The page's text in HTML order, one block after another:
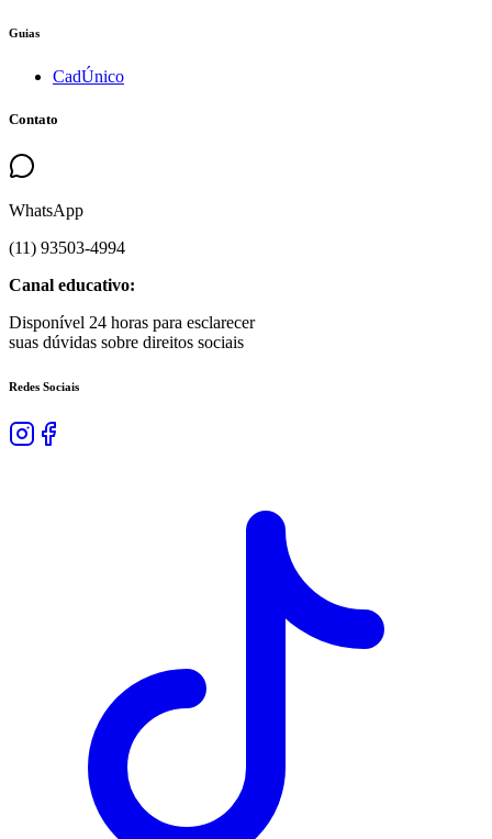
Guias
CadÚnico
Contato
WhatsApp
(11) 93503-4994
Canal educativo:
Disponível 24 horas para esclarecer
suas dúvidas sobre direitos sociais
Redes Sociais